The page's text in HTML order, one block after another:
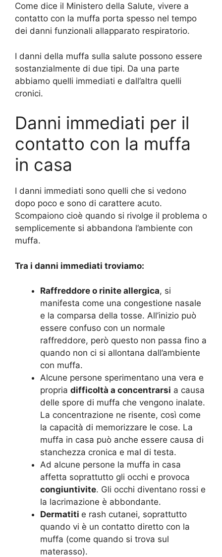
Come dice il Ministero della Salute, vivere a
contatto con la muffa porta spesso nel tempo
dei danni funzionali allapparato respiratorio.
I danni della muffa sulla salute possono essere
sostanzialmente di due tipi. Da una parte
abbiamo quelli immediati e dall’altra quelli
cronici.
Danni immediati per il
contatto con la muffa
in casa
I danni immediati sono quelli che si vedono
dopo poco e sono di carattere acuto.
Scompaiono cioè quando si rivolge il problema o
semplicemente si abbandona l’ambiente con
muffa.
Tra i danni immediati troviamo:
Raffreddore o rinite allergica, si
manifesta come una congestione nasale
e la comparsa della tosse. All’inizio può
essere confuso con un normale
raffreddore, però questo non passa fino a
quando non ci si allontana dall’ambiente
con muffa.
Alcune persone sperimentano una vera e
propria difficoltà a concentrarsi a causa
delle spore di muffa che vengono inalate.
La concentrazione ne risente, così come
la capacità di memorizzare le cose. La
muffa in casa può anche essere causa di
stanchezza cronica e mal di testa.
Ad alcune persone la muffa in casa
affetta soprattutto gli occhi e provoca
congiuntivite. Gli occhi diventano rossi e
la lacrimazione è abbondante.
Dermatiti e rash cutanei, soprattutto
quando vi è un contatto diretto con la
muffa (come quando si trova sul
materasso).